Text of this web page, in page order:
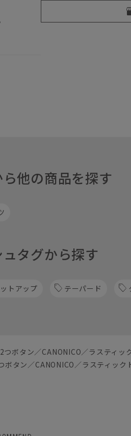
他の商品を探す
タグから探す
トアップ テーパード
つボタン／CANONICO／ラスティッ
ボタン／CANONICO／ラスティッ